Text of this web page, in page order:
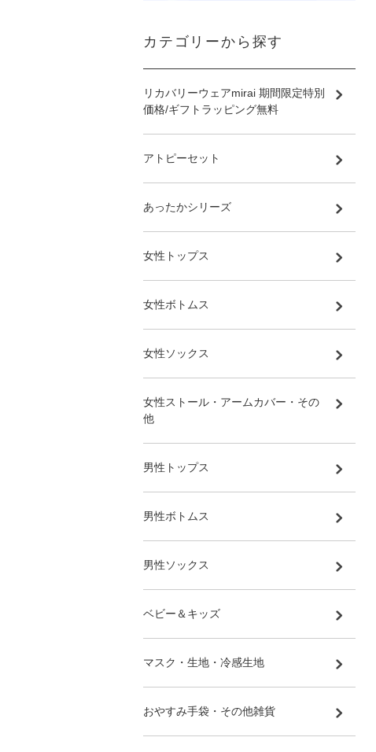
カテゴリーから探す
リカバリーウェアmirai 期間限定特別
価格/ギフトラッピング無料
アトピーセット
あったかシリーズ
女性トップス
女性ボトムス
女性ソックス
女性ストール・アームカバー・その
他
男性トップス
男性ボトムス
男性ソックス
ベビー＆キッズ
マスク・生地・冷感生地
おやすみ手袋・その他雑貨